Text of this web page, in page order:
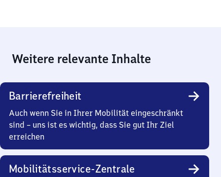
Weitere relevante Inhalte
Barrierefreiheit
Auch wenn Sie in Ihrer Mobilität eingeschränkt
sind – uns ist es wichtig, dass Sie gut Ihr Ziel
erreichen
Mobilitätsservice-Zentrale